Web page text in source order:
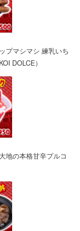
プマシマシ 練乳いち
DOLCE）
地の本格甘辛プルコ